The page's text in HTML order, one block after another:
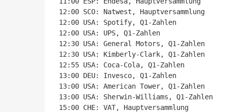
12:00 SCO: Natwest, Hauptversammlung
12:00 USA: Spotify, Q1-Zahlen
12:00 USA: UPS, Q1-Zahlen
12:30 USA: General Motors, Q1-Zahlen
12:30 USA: Kimberly-Clark, Q1-Zahlen
12:55 USA: Coca-Cola, Q1-Zahlen
13:00 DEU: Invesco, Q1-Zahlen
13:00 USA: American Tower, Q1-Zahlen
13:00 USA: Sherwin-Williams, Q1-Zahlen
15:00 CHE: VAT, Hauptversammlung